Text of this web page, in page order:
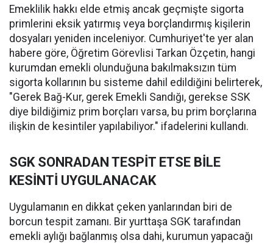
Emeklilik hakkı elde etmiş ancak geçmişte sigorta
primlerini eksik yatırmış veya borçlandırmış kişilerin
dosyaları yeniden inceleniyor. Cumhuriyet'te yer alan
habere göre, Öğretim Görevlisi Tarkan Özçetin, hangi
kurumdan emekli olunduğuna bakılmaksızın tüm
sigorta kollarının bu sisteme dahil edildiğini belirterek,
"Gerek Bağ-Kur, gerek Emekli Sandığı, gerekse SSK
diye bildiğimiz prim borçları varsa, bu prim borçlarına
ilişkin de kesintiler yapılabiliyor." ifadelerini kullandı.
SGK SONRADAN TESPİT ETSE BİLE
KESİNTİ UYGULANACAK
Uygulamanın en dikkat çeken yanlarından biri de
borcun tespit zamanı. Bir yurttaşa SGK tarafından
emekli aylığı bağlanmış olsa dahi, kurumun yapacağı